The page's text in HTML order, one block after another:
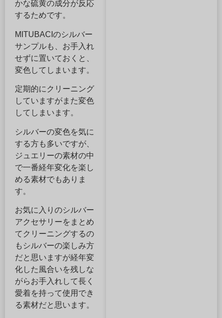
かな硫黄の成分が反応
するためです。
MITUBACIのシルバー
サンプルも、お手入れ
せずに置いておくと、
変色してしまいます。
定期的にクリーニング
していますがまた変色
してしまいます。
シルバーの変色を気に
する方も多いですが、
ジュエリーの素材の中
で一番経年変化を楽し
める素材でもありま
す。
お気に入りのシルバー
アクセサリーをまとめ
てクリーニングするの
もシルバーの楽しみ方
だと思いますが経年変
化した風合いを残しな
がらお手入れして長く
愛着を持って使用でき
る素材だと思います。